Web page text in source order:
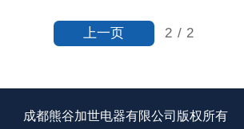
2 / 2
上一页
成都熊谷加世电器有限公司版权所有